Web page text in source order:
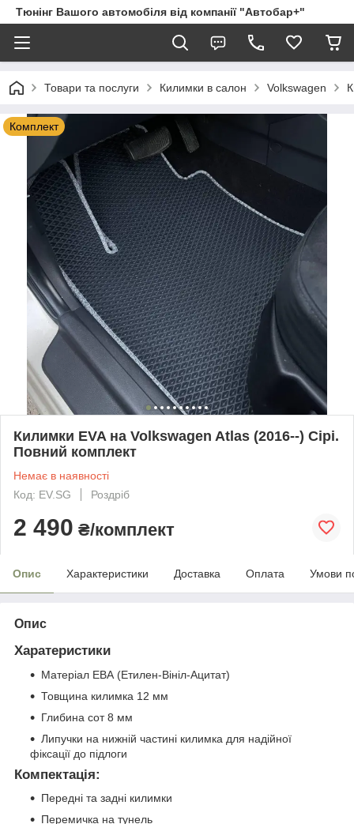
Тюнінг Вашого автомобіля від компанії "Автобар+"
Товари та послуги Килимки в салон Volkswagen
Комплект
Килимки EVA на Volkswagen Atlas (2016--) Сірі.
Повний комплект
Немає в наявності
Код: EV.SG
Роздріб
2 490 ₴/комплект
Опис Характеристики Доставка Оплата Умови
Опис
Харатеристики
Матеріал ЕВА (Етилен-Вініл-Ацитат)
Товщина килимка 12 мм
Глибина сот 8 мм
Липучки на нижній частині килимка для надійної
фіксації до підлоги
Компектація:
Передні та задні килимки
Перемичка на тунель